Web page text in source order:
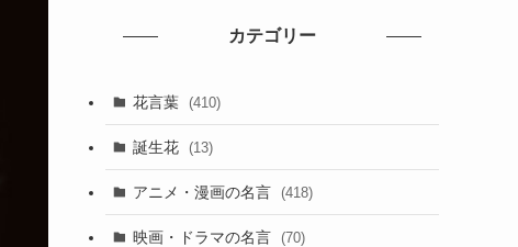
カテゴリー
花言葉 (410)
誕生花 (13)
アニメ・漫画の名言 (418)
映画・ドラマの名言 (70)